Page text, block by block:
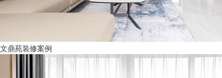
文鼎苑装修案例